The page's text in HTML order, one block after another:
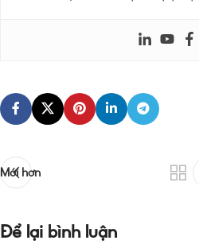
Mới hơn
Để lại bình luận